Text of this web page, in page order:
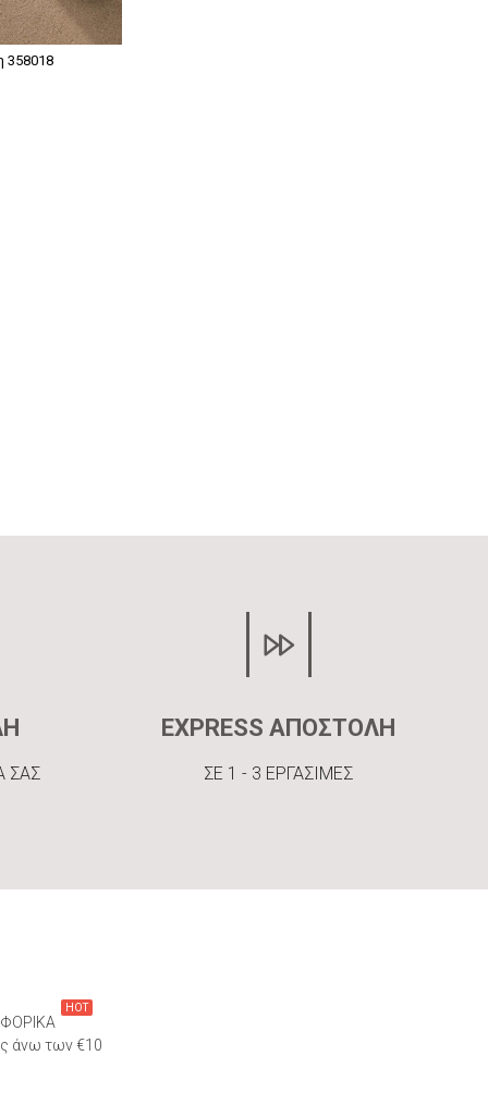
358018
ΣΑΣ
EXPRESS ΑΠΟΣΤΟΛΗ
ΣΕ 1 - 3 ΕΡΓΑΣΙΜΕΣ
HOT
άνω των €10